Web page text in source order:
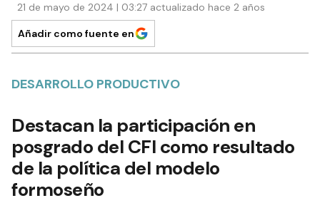
21 de mayo de 2024 | 03:27 actualizado hace 2 años
Añadir como fuente en
DESARROLLO PRODUCTIVO
Destacan la participación en
posgrado del CFI como resultado
de la política del modelo
formoseño